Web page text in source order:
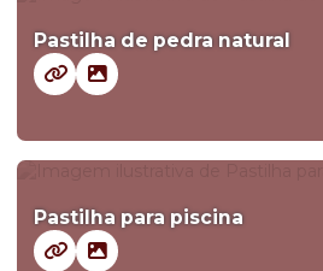
Pastilha de pedra natural
Pastilha para piscina